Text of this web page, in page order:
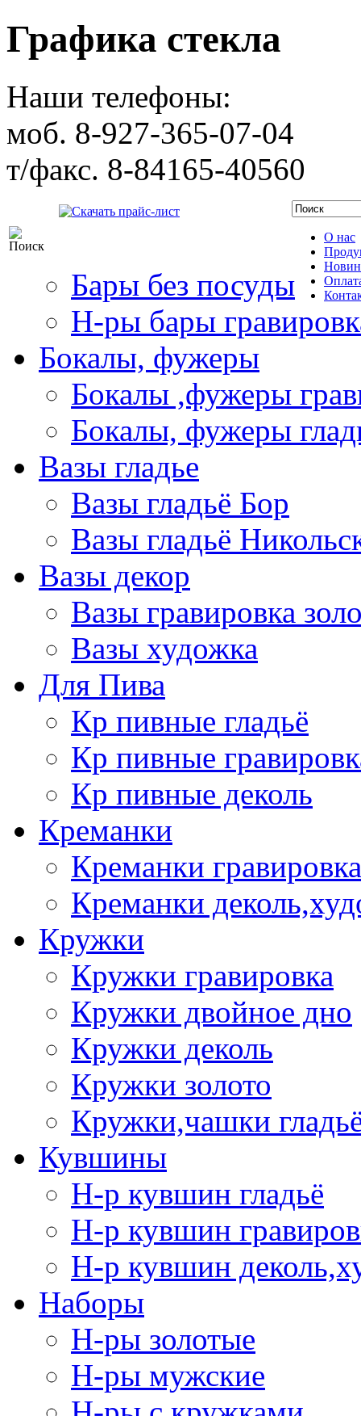
Графика стекла
Наши телефоны:
моб. 8-927-365-07-04
т/факс. 8-84165-40560
О нас
Бары без посуды
Н-ры бары
Бокалы, фужеры
Бокалы ,фужеры
Бокалы, фужеры
Вазы гладье
Вазы гладьё Бор
Вазы гладьё
Вазы декор
Вазы гравировка
Вазы художка
Для Пива
Кр пивные гладьё
Кр пивные
Кр пивные деколь
Креманки
Креманки
Креманки
Кружки
Кружки гравировка
Кружки двойное дно
Кружки деколь
Кружки золото
Кружки,чашки
Кувшины
Н-р кувшин гладьё
Н-р кувшин
Н-р кувшин
Наборы
Н-ры золотые
Н-ры мужские